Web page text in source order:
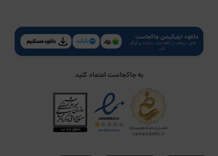
دانلود اپلیکیشن جاکجاست
قابل دریافت از کافه بازار، مایکت و گوگل
پلی
به جاکجاست اعتماد کنید